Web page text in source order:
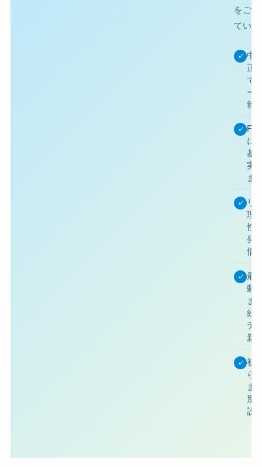
をご
てい
✓ 中
正
で
ー
報
✓
FX
に
基
実
ま
✓
リ
理
性
発
情
✓ 最
動
ま
続
テ
新
✓ 初
ら
ま
別
設